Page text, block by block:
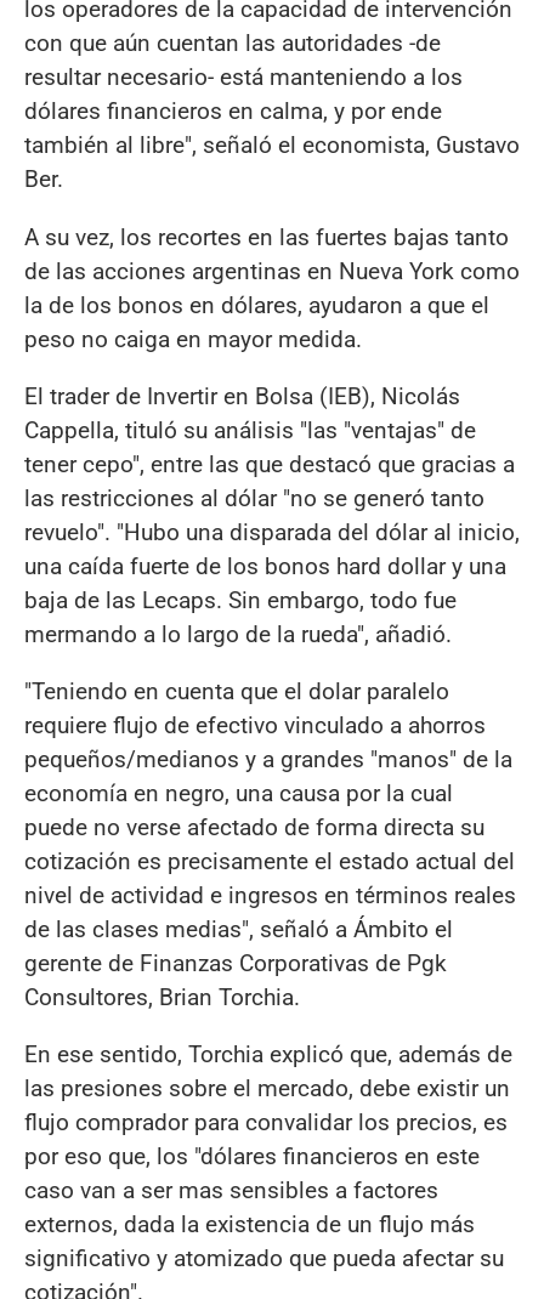
los operadores de la capacidad de intervención
con que aún cuentan las autoridades -de
resultar necesario- está manteniendo a los
dólares financieros en calma, y por ende
también al libre", señaló el economista, Gustavo
Ber.
A su vez, los recortes en las fuertes bajas tanto
de las acciones argentinas en Nueva York como
la de los bonos en dólares, ayudaron a que el
peso no caiga en mayor medida.
El trader de Invertir en Bolsa (IEB), Nicolás
Cappella, tituló su análisis "las "ventajas" de
tener cepo", entre las que destacó que gracias a
las restricciones al dólar "no se generó tanto
revuelo". "Hubo una disparada del dólar al inicio,
una caída fuerte de los bonos hard dollar y una
baja de las Lecaps. Sin embargo, todo fue
mermando a lo largo de la rueda", añadió.
"Teniendo en cuenta que el dolar paralelo
requiere flujo de efectivo vinculado a ahorros
pequeños/medianos y a grandes "manos" de la
economía en negro, una causa por la cual
puede no verse afectado de forma directa su
cotización es precisamente el estado actual del
nivel de actividad e ingresos en términos reales
de las clases medias", señaló a Ámbito el
gerente de Finanzas Corporativas de Pgk
Consultores, Brian Torchia.
En ese sentido, Torchia explicó que, además de
las presiones sobre el mercado, debe existir un
flujo comprador para convalidar los precios, es
por eso que, los "dólares financieros en este
caso van a ser mas sensibles a factores
externos, dada la existencia de un flujo más
significativo y atomizado que pueda afectar su
cotización".